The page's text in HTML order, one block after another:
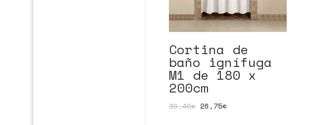
Cortina de
baño ignífuga
M1 de 180 x
200cm
39,40€ 26,75€